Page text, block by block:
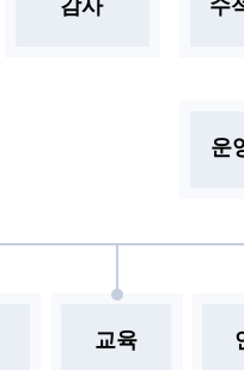
운
감사 수
교육